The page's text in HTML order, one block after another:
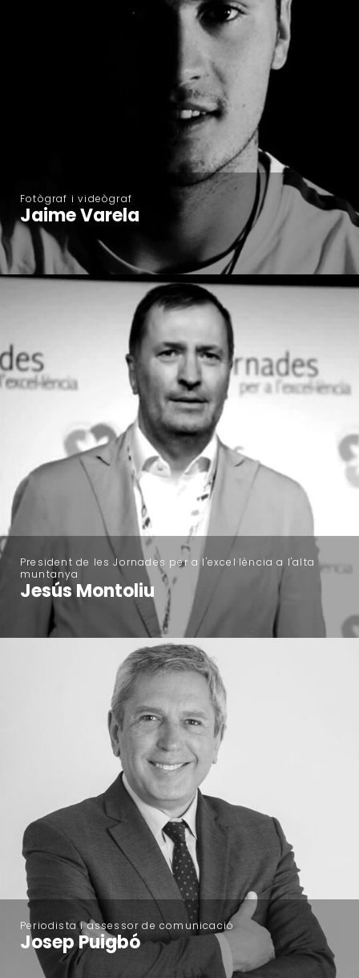
Fotògraf i videògraf
Jaime Varela
President de les Jornades per a l'excel·lència a l'alta
muntanya
Jesús Montoliu
Periodista i assessor de comunicació
Josep Puigbó